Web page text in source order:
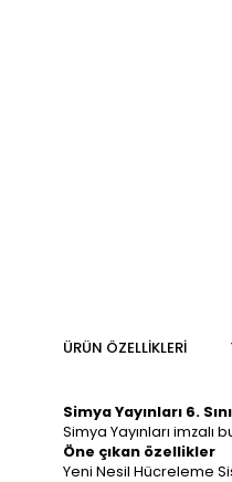
ÜRÜN ÖZELLIKLERI
Simya Yayınları 6.
Simya Yayınları imzalı
Öne çıkan özellikler
Yeni Nesil Hücreleme